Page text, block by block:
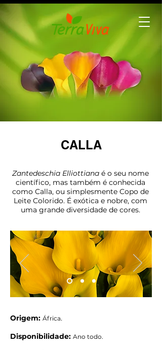
CALLA
Zantedeschia Elliottiana é o seu nome
científico, mas também é conhecida
como Calla, ou simplesmente Copo de
Leite Colorido. É exótica e nobre, com
uma grande diversidade de cores.
Origem: África.
Disponibilidade: Ano todo.